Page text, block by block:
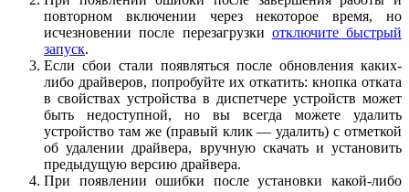
повторном включении через некоторое время, но
исчезновении после перезагрузки отключите быстрый
запуск.
Если сбои стали появляться после обновления каких-
либо драйверов, попробуйте их откатить: кнопка отката
в свойствах устройства в диспетчере устройств может
быть недоступной, но вы всегда можете удалить
устройство там же (правый клик — удалить) с отметкой
об удалении драйвера, вручную скачать и установить
предыдущую версию драйвера.
При появлении ошибки после установки какой-либо